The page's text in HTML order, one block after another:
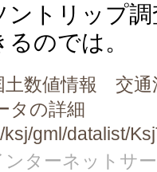
ントリップ
のでは。
土数値情報 交通
タの詳細
gml/datalist/
ターネットサ